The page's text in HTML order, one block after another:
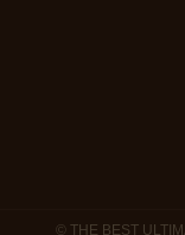
© THE BEST